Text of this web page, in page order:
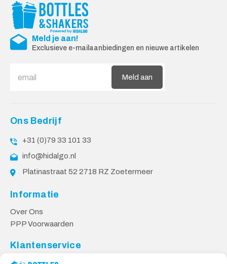
Meld je aan!
Exclusieve e-mailaanbiedingen en nieuwe artikelen
Meld aan
Ons Bedrijf
+31 (0)79 33 101 33
info@hidalgo.nl
Platinastraat 52 2718 RZ Zoetermeer
Informatie
Over Ons
PPP Voorwaarden
Klantenservice